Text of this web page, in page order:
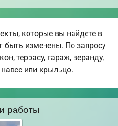
которые вы найдете в
быть изменены. По запросу
террасу, гараж, веранду,
или крыльцо.
работы